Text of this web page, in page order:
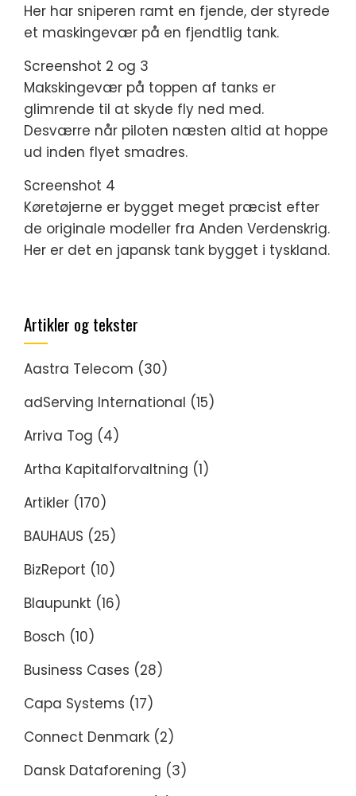
Her har sniperen ramt en fjende, der styrede
et maskingevær på en fjendtlig tank.
Screenshot 2 og 3
Makskingevær på toppen af tanks er
glimrende til at skyde fly ned med.
Desværre når piloten næsten altid at hoppe
ud inden flyet smadres.
Screenshot 4
Køretøjerne er bygget meget præcist efter
de originale modeller fra Anden Verdenskrig.
Her er det en japansk tank bygget i tyskland.
Artikler og tekster
Aastra Telecom (30)
adServing International (15)
Arriva Tog (4)
Artha Kapitalforvaltning (1)
Artikler (170)
BAUHAUS (25)
BizReport (10)
Blaupunkt (16)
Bosch (10)
Business Cases (28)
Capa Systems (17)
Connect Denmark (2)
Dansk Dataforening (3)